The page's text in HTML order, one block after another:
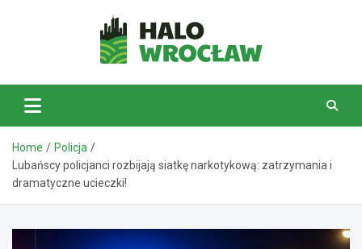
HaloWrocław.pl
Home
Policja
Lubańscy policjanci rozbijają siatkę narkotykową: zatrzymania i
dramatyczne ucieczki!